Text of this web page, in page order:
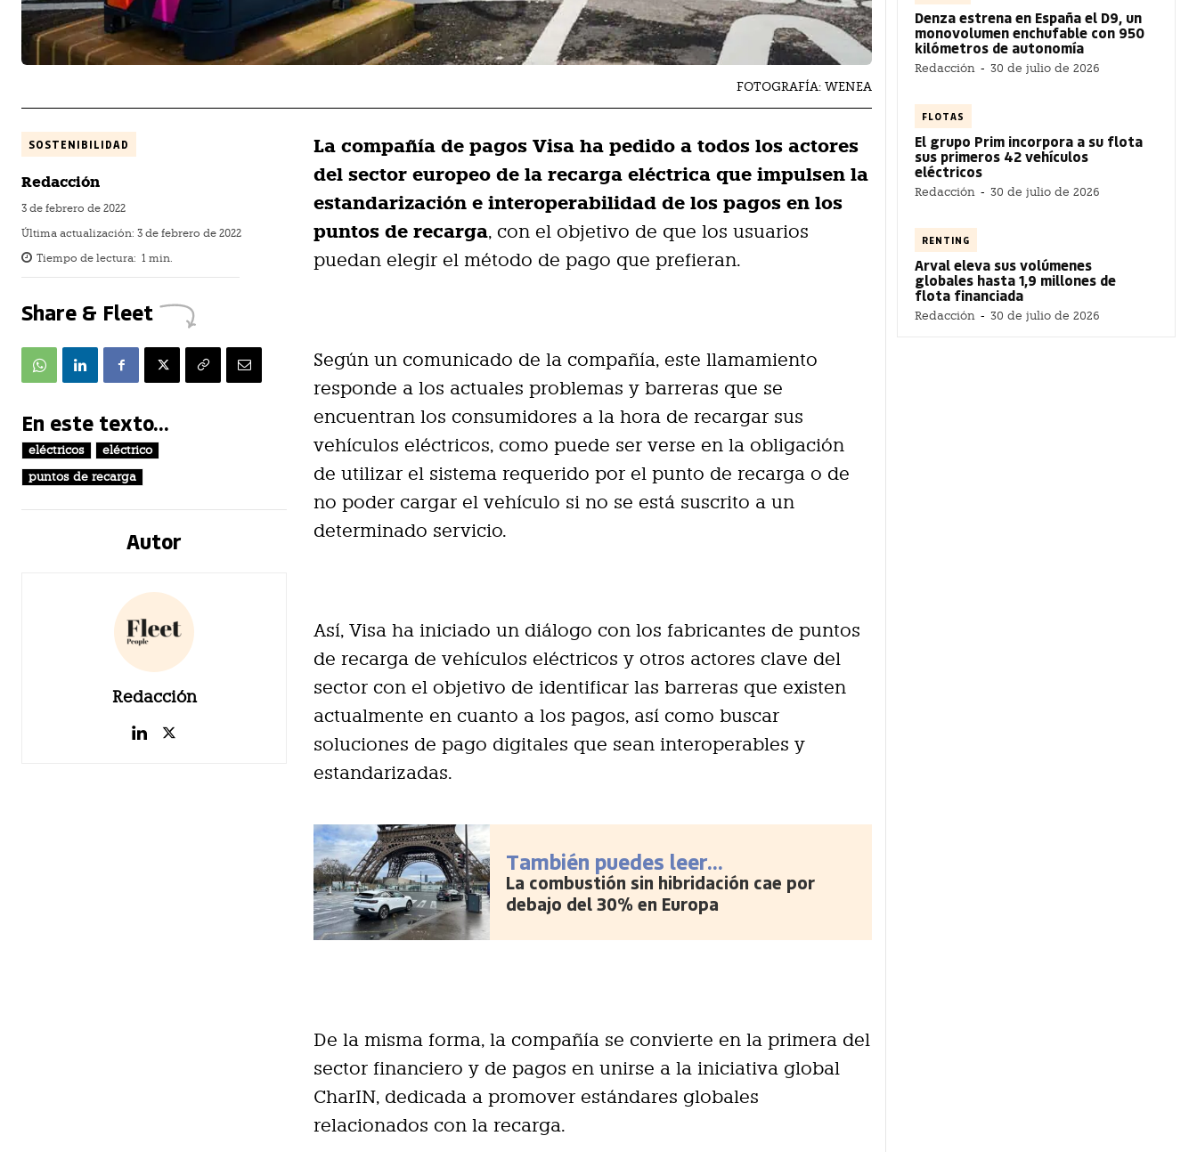
FOTOGRAFÍA: WENEA
SOSTENIBILIDAD
Redacción
3 de febrero de 2022
Última actualización: 3 de febrero de 2022
Tiempo de lectura: 1 min.
Share & Fleet
En este texto...
eléctricos
eléctrico
puntos de recarga
Autor
Redacción
La compañía de pagos Visa ha pedido a todos los actores
del sector europeo de la recarga eléctrica que impulsen la
estandarización e interoperabilidad de los pagos en los
puntos de recarga, con el objetivo de que los usuarios
puedan elegir el método de pago que prefieran.
Según un comunicado de la compañía, este llamamiento
responde a los actuales problemas y barreras que se
encuentran los consumidores a la hora de recargar sus
vehículos eléctricos, como puede ser verse en la obligación
de utilizar el sistema requerido por el punto de recarga o de
no poder cargar el vehículo si no se está suscrito a un
determinado servicio.
Así, Visa ha iniciado un diálogo con los fabricantes de puntos
de recarga de vehículos eléctricos y otros actores clave del
sector con el objetivo de identificar las barreras que existen
actualmente en cuanto a los pagos, así como buscar
soluciones de pago digitales que sean interoperables y
estandarizadas.
También puedes leer...
La combustión sin hibridación cae por
debajo del 30% en Europa
De la misma forma, la compañía se convierte en la primera del
sector financiero y de pagos en unirse a la iniciativa global
CharIN, dedicada a promover estándares globales
relacionados con la recarga.
Denza estrena en España el D9, un
monovolumen enchufable con 950
kilómetros de autonomía
Redacción - 30 de julio de 2026
FLOTAS
El grupo Prim incorpora a su flota
sus primeros 42 vehículos
eléctricos
Redacción - 30 de julio de 2026
RENTING
Arval eleva sus volúmenes
globales hasta 1,9 millones de
flota financiada
Redacción - 30 de julio de 2026